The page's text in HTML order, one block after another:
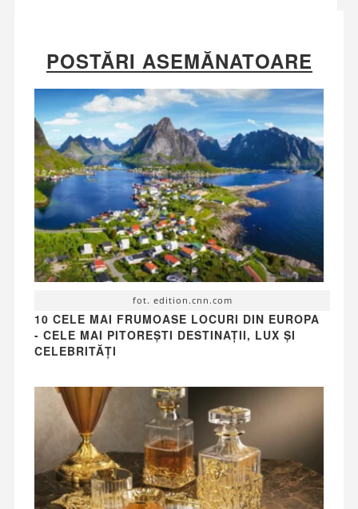
POSTĂRI ASEMĂNATOARE
fot. edition.cnn.com
10 CELE MAI FRUMOASE LOCURI DIN EUROPA
- CELE MAI PITOREȘTI DESTINAȚII, LUX ȘI
CELEBRITĂȚI